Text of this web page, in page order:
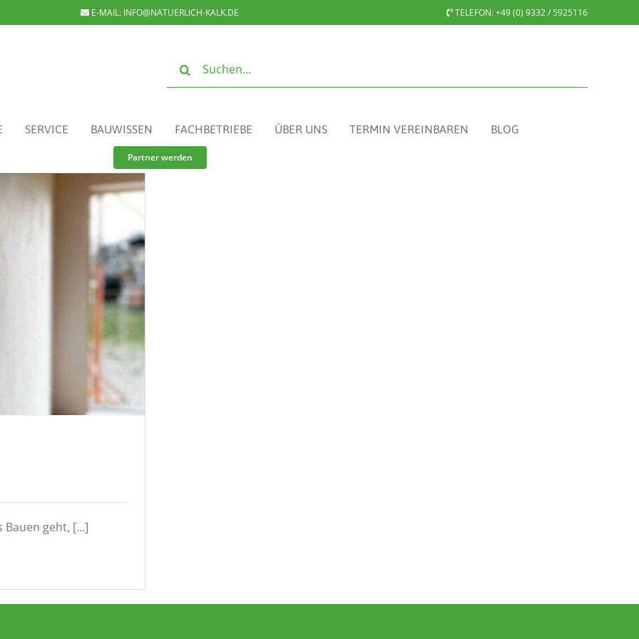
E-MAIL: INFO@NATUERLICH-KALK.DE TELEFON:+49 (0) 9332 / 5925116
Suche
nach:
SERVICE BAUWISSEN FACHBETRIEBE ÜBER UNS TERMIN VEREINBAREN BLOG
Partner werden
geht, [...]